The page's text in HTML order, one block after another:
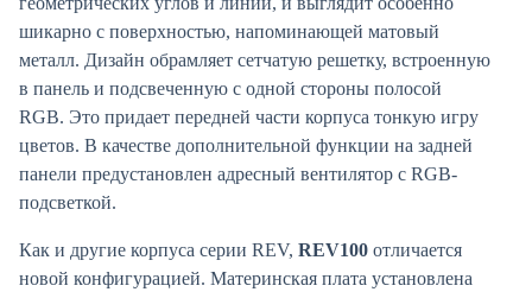
шикарно с поверхностью, напоминающей матовый
металл. Дизайн обрамляет сетчатую решетку, встроенную
в панель и подсвеченную с одной стороны полосой
RGB. Это придает передней части корпуса тонкую игру
цветов. В качестве дополнительной функции на задней
панели предустановлен адресный вентилятор с RGB-
подсветкой.
Как и другие корпуса серии REV, REV100 отличается
новой конфигурацией. Материнская плата установлена